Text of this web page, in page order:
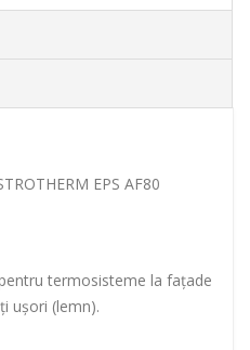
EPS AF80
termosisteme la faţade
uşori (lemn).